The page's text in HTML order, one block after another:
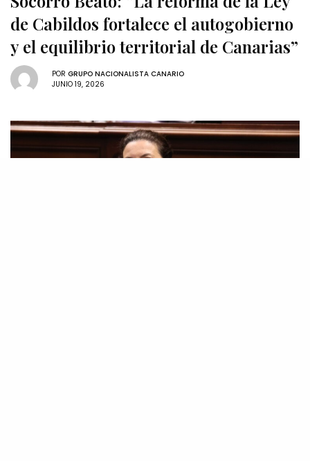
de Cabildos fortalece el autogobierno
y el equilibrio territorial de Canarias”
POR GRUPO NACIONALISTA CANARIO
JUNIO 19, 2026